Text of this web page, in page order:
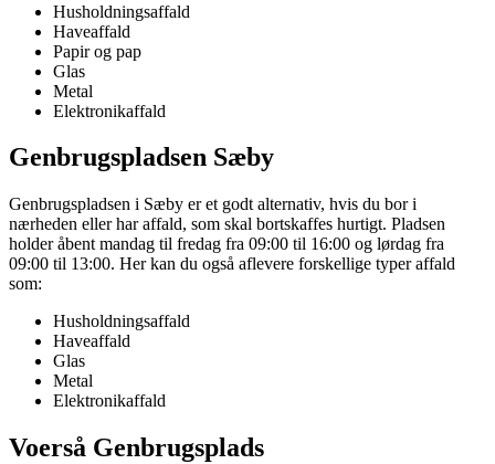
Husholdningsaffald
Haveaffald
Papir og pap
Glas
Metal
Elektronikaffald
Genbrugspladsen Sæby
Genbrugspladsen i Sæby er et godt alternativ, hvis du bor i
nærheden eller har affald, som skal bortskaffes hurtigt. Pladsen
holder åbent mandag til fredag fra 09:00 til 16:00 og lørdag fra
09:00 til 13:00. Her kan du også aflevere forskellige typer affald
som:
Husholdningsaffald
Haveaffald
Glas
Metal
Elektronikaffald
Voerså Genbrugsplads